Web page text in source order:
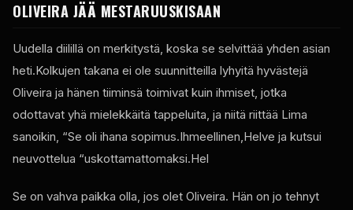
OLIVEIRA JÄÄ MESTARUUSKISAAN
Uudella diilillä on merkitystä, koska se selvittää yhden asian
heti.Kolkujen takana ei ole suunnitteilla lyhyitä hyvästejä
Oliveira ja hänen tiiminsä toimivat kuin ihmiset, jotka
odottavat yhä mielekkäitä tappeluita, ja niitä riittää Lima
sanoikin, “Se oli ihana sopimus.Ihmeellinen,Helve ja kutsui
neuvottelua “uskottamattomaksi.Hel
Se on vahva paikka olla, jos olet Oliveira. Hän on jo tehnyt